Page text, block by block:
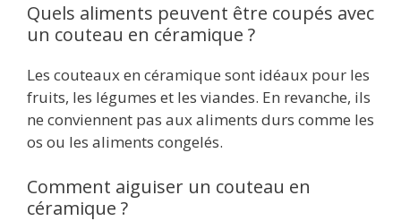
Quels aliments peuvent être coupés avec
un couteau en céramique ?
Les couteaux en céramique sont idéaux pour les
fruits, les légumes et les viandes. En revanche, ils
ne conviennent pas aux aliments durs comme les
os ou les aliments congelés.
Comment aiguiser un couteau en
céramique ?